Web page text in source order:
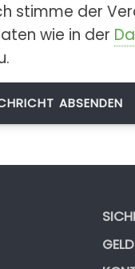
stimme der
wie in der